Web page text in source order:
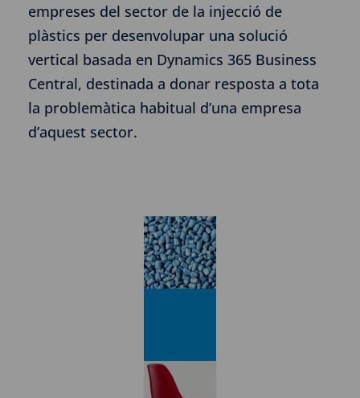
empreses del sector de la injecció de
plàstics per desenvolupar una solució
vertical basada en Dynamics 365 Business
Central, destinada a donar resposta a tota
la problemàtica habitual d’una empresa
d’aquest sector.